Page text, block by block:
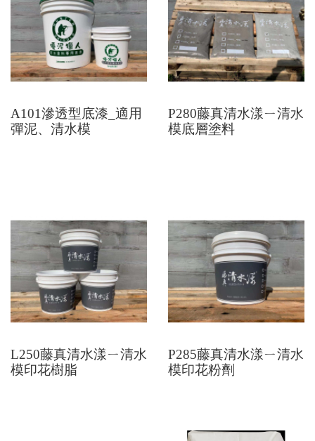
A101滲透型底漆_適用
彈泥、清水模
P280藤真清水漾ㄧ清水
模底層塗料
L250藤真清水漾ㄧ清水
模印花樹脂
P285藤真清水漾ㄧ清水
模印花粉劑